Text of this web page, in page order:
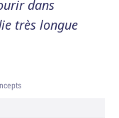
dans
très longue